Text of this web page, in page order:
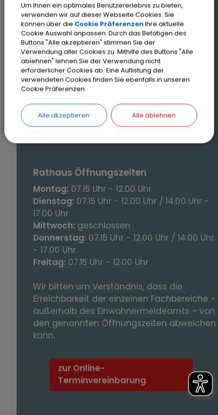
Kontakt
Gemeinde Kissing
Pestalozzistraße 5
86438 Kissing
Telefon:08233/79 07-0
Fax:08233/52 90
E-Mail:gemeinde@kissing.de
Rathaus Öffnungszeiten
Montag: 07.15 Uhr - 12.00 Uhr
Dienstag: 07.15 Uhr - 12.00 Uhr / 14.00 Uhr -
17.00 Uhr
Mittwoch: geschlossen
Donnerstag: 07.15 Uhr - 12.00 Uhr / 14.00 Uhr
- 17.00 Uhr
Freitag: 07.15 Uhr - 12.00 Uhr
Wir bitten um Verständnis, dass die
Erreichbarkeit der einzelnen Fachbereiche -
außerhalb des Einwohnermeldeamts – von
den genannten Öffnungszeiten abweichen
kann.
zur Online-
Terminvereinbarung
Um Ihnen ein optimales Benutzererlebnis zu bieten,
verwenden wir auf dieser Webseite Cookies. Sie
können über die Cookie PräferenzenIhre aktuelle
Cookie Auswahl anpassen. Durch das Betätigen des
Buttons "Alle akzeptieren" stimmen Sie der
Verwendung aller Cookies zu. Mithilfe des Buttons "Alle
ablehnen" lehnen Sie der Verwendung nicht
erforderlicher Cookies ab. Eine Auflistung der
verwendeten Cookies finden Sie ebenfalls in unseren
Cookie Präferenzen.
Alle akzeptieren Alle ablehnen